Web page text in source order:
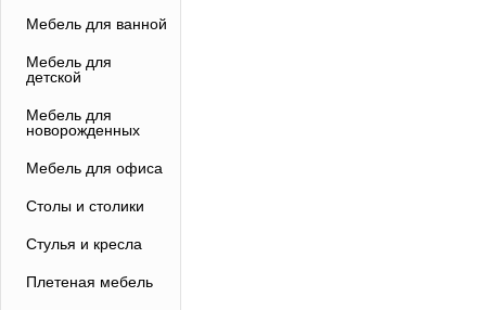
Мебель для ванной
Мебель для
детской
Мебель для
новорожденных
Мебель для офиса
Столы и столики
Стулья и кресла
Плетеная мебель